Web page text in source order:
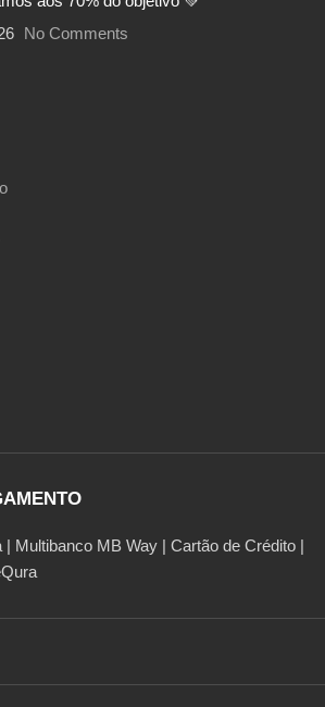
No Comments
Multibanco MB Way | Cartão de Crédito |